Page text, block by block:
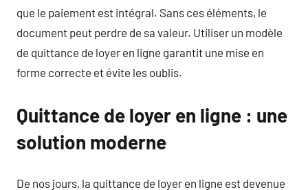
que le paiement est intégral. Sans ces éléments, le
document peut perdre de sa valeur. Utiliser un modèle
de quittance de loyer en ligne garantit une mise en
forme correcte et évite les oublis.
Quittance de loyer en ligne : une
solution moderne
De nos jours, la quittance de loyer en ligne est devenue